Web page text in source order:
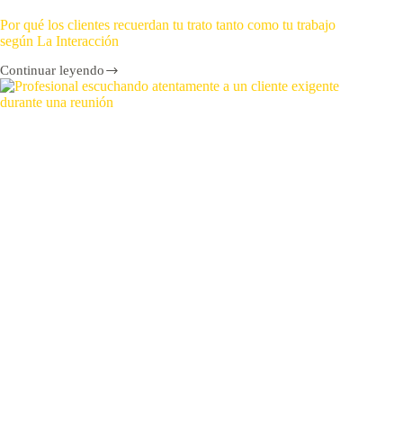
Por qué los clientes recuerdan tu trato tanto como tu trabajo
según La Interacción
Continuar leyendo